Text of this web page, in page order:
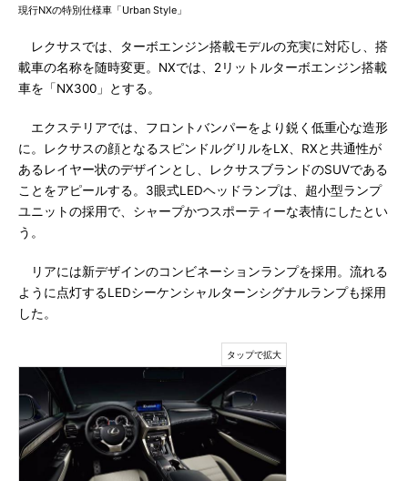
現行NXの特別仕様車「Urban Style」
レクサスでは、ターボエンジン搭載モデルの充実に対応し、搭
載車の名称を随時変更。NXでは、2リットルターボエンジン搭載
車を「NX300」とする。
エクステリアでは、フロントバンパーをより鋭く低重心な造形
に。レクサスの顔となるスピンドルグリルをLX、RXと共通性が
あるレイヤー状のデザインとし、レクサスブランドのSUVである
ことをアピールする。3眼式LEDヘッドランプは、超小型ランプ
ユニットの採用で、シャープかつスポーティーな表情にしたとい
う。
リアには新デザインのコンビネーションランプを採用。流れる
ように点灯するLEDシーケンシャルターンシグナルランプも採用
した。